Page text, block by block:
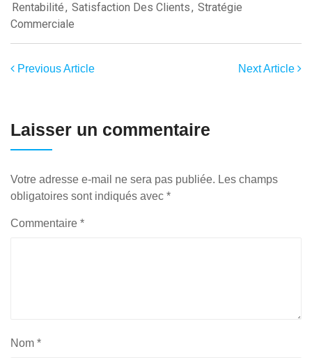
Rentabilité, Satisfaction Des Clients, Stratégie
Commerciale
Previous Article Next Article
Laisser un commentaire
Votre adresse e-mail ne sera pas publiée. Les champs
obligatoires sont indiqués avec *
Commentaire *
Nom *